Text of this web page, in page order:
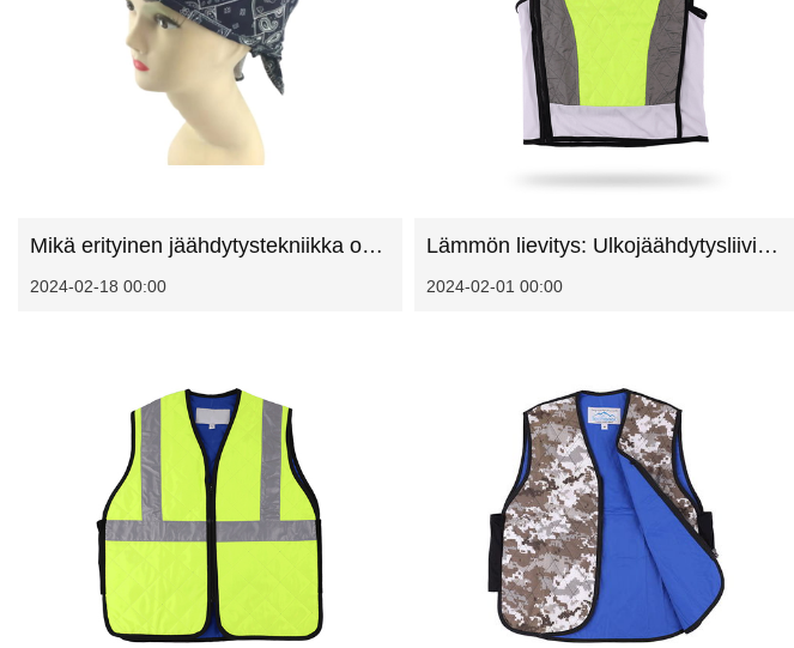
Mikä erityinen jäähdytystekniikka on sisällytetty jäähdytyspäällän suunnitteluun
2024-02-18 00:00
Lämmön lievitys: Ulkojäähdytysliivien vaikutus ulkoseikkailuihin
2024-02-01 00:00